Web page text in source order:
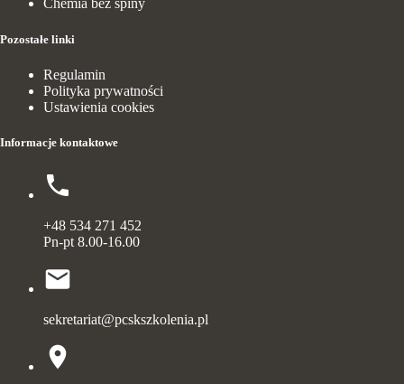
Chemia bez spiny
Pozostałe linki
Regulamin
Polityka prywatności
Ustawienia cookies
Informacje kontaktowe
+48 534 271 452
Pn-pt 8.00-16.00
sekretariat@pcskszkolenia.pl